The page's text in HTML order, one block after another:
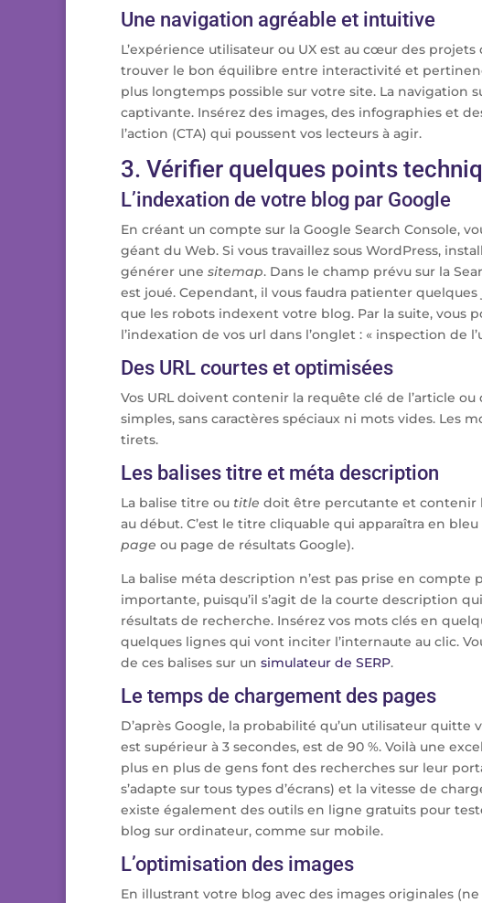
Une navigation agréable et intuitive
L’expérience utilisateur ou UX est au cœur des projets
trouver le bon équilibre entre interactivité et
plus longtemps possible sur votre site. La navigation
captivante. Insérez des images, des infographies et
l’action (CTA) qui poussent vos lecteurs à agir.
3. Vérifier quelques points
L’indexation de votre blog par Google
En créant un compte sur la Google Search Console,
géant du Web. Si vous travaillez sous WordPress,
générer une sitemap. Dans le champ prévu sur la
est joué. Cependant, il vous faudra patienter
que les robots indexent votre blog. Par la suite, vous
l’indexation de vos url dans l’onglet : « inspection de
Des URL courtes et optimisées
Vos URL doivent contenir la requête clé de l’article
simples, sans caractères spéciaux ni mots vides. Les
tirets.
Les balises titre et méta description
La balise titre ou title doit être percutante et contenir
au début. C’est le titre cliquable qui apparaîtra en bleu
page ou page de résultats Google).
La balise méta description n’est pas prise en compte
importante, puisqu’il s’agit de la courte description
résultats de recherche. Insérez vos mots clés en
quelques lignes qui vont inciter l’internaute au clic.
de ces balises sur un simulateur de SERP.
Le temps de chargement des pages
D’après Google, la probabilité qu’un utilisateur
est supérieur à 3 secondes, est de 90 %. Voilà une
plus en plus de gens font des recherches sur leur
s’adapte sur tous types d’écrans) et la vitesse de
existe également des outils en ligne gratuits pour
blog sur ordinateur, comme sur mobile.
L’optimisation des images
En illustrant votre blog avec des images originales